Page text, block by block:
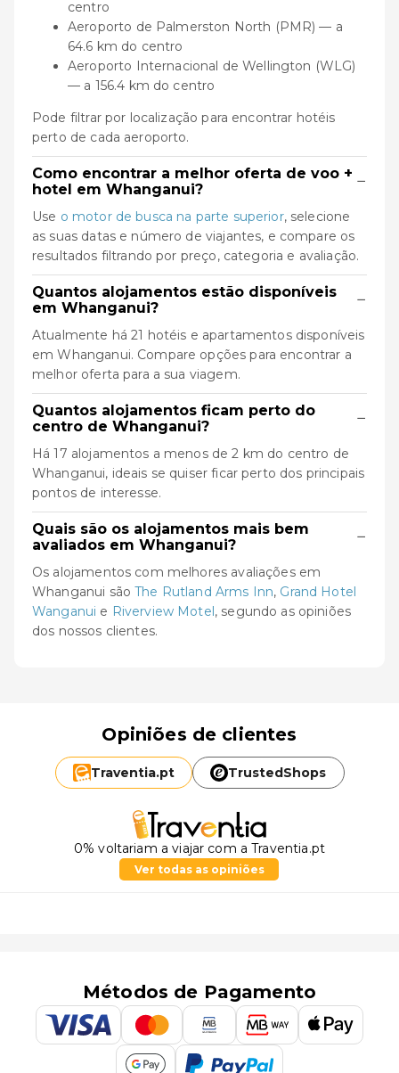
centro
Aeroporto de Palmerston North (PMR) — a
64.6 km do centro
Aeroporto Internacional de Wellington (WLG)
— a 156.4 km do centro
Pode filtrar por localização para encontrar hotéis
perto de cada aeroporto.
Como encontrar a melhor oferta de voo +
hotel em Whanganui?
−
Use o motor de busca na parte superior, selecione
as suas datas e número de viajantes, e compare os
resultados filtrando por preço, categoria e avaliação.
Quantos alojamentos estão disponíveis
em Whanganui?
−
Atualmente há 21 hotéis e apartamentos disponíveis
em Whanganui. Compare opções para encontrar a
melhor oferta para a sua viagem.
Quantos alojamentos ficam perto do
centro de Whanganui?
−
Há 17 alojamentos a menos de 2 km do centro de
Whanganui, ideais se quiser ficar perto dos principais
pontos de interesse.
Quais são os alojamentos mais bem
avaliados em Whanganui?
−
Os alojamentos com melhores avaliações em
Whanganui sãoThe Rutland Arms Inn, Grand Hotel
Wanganui e Riverview Motel, segundo as opiniões
dos nossos clientes.
Opiniões de clientes
Traventia.pt TrustedShops
0% voltariam a viajar com a Traventia.pt
Ver todas as opiniões
Métodos de Pagamento